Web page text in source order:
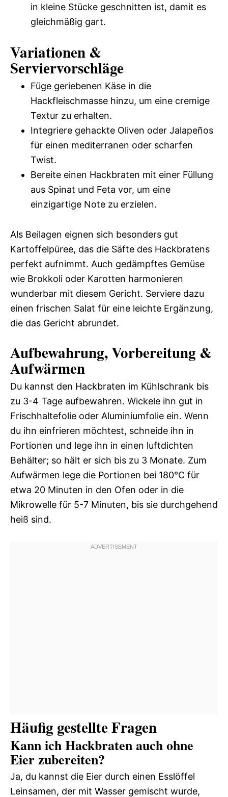
in kleine Stücke geschnitten ist, damit es
gleichmäßig gart.
Variationen &
Serviervorschläge
Füge geriebenen Käse in die
Hackfleischmasse hinzu, um eine cremige
Textur zu erhalten.
Integriere gehackte Oliven oder Jalapeños
für einen mediterranen oder scharfen
Twist.
Bereite einen Hackbraten mit einer Füllung
aus Spinat und Feta vor, um eine
einzigartige Note zu erzielen.
Als Beilagen eignen sich besonders gut
Kartoffelpüree, das die Säfte des Hackbratens
perfekt aufnimmt. Auch gedämpftes Gemüse
wie Brokkoli oder Karotten harmonieren
wunderbar mit diesem Gericht. Serviere dazu
einen frischen Salat für eine leichte Ergänzung,
die das Gericht abrundet.
Aufbewahrung, Vorbereitung &
Aufwärmen
Du kannst den Hackbraten im Kühlschrank bis
zu 3-4 Tage aufbewahren. Wickele ihn gut in
Frischhaltefolie oder Aluminiumfolie ein. Wenn
du ihn einfrieren möchtest, schneide ihn in
Portionen und lege ihn in einen luftdichten
Behälter; so hält er sich bis zu 3 Monate. Zum
Aufwärmen lege die Portionen bei 180°C für
etwa 20 Minuten in den Ofen oder in die
Mikrowelle für 5-7 Minuten, bis sie durchgehend
heiß sind.
Häufig gestellte Fragen
Kann ich Hackbraten auch ohne
Eier zubereiten?
Ja, du kannst die Eier durch einen Esslöffel
Leinsamen, der mit Wasser gemischt wurde,